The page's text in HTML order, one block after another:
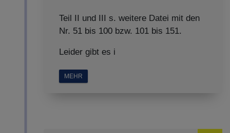
Teil II und III s. weitere Datei mit den
Nr. 51 bis 100 bzw. 101 bis 151.
Leider gibt es i
MEHR